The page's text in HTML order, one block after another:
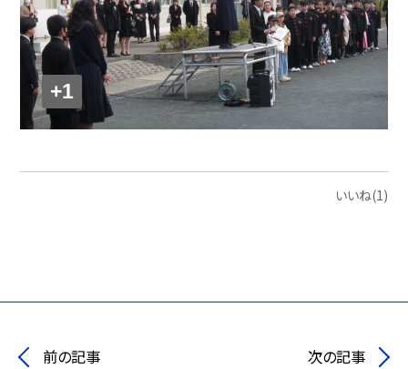
+1
いいね(1)
前の記事 次の記事